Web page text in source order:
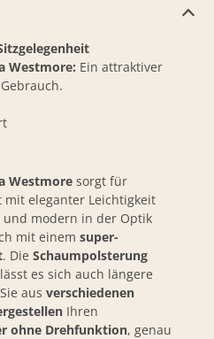
Westmore: Ein attraktiver
Westmore sorgt für
mit eleganter Leichtigkeit
und modern in der Optik
mit einem super-
. Die Schaumpolsterung
es sich auch längere
aus verschiedenen
Ihren
ohne Drehfunktion, genau